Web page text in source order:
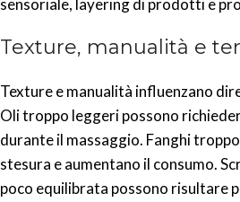
sensoriale, layering di prodotti e
Texture, manualità e
Texture e manualità influenzano
Oli troppo leggeri possono
durante il massaggio. Fanghi
stesura e aumentano il consumo.
poco equilibrata possono risultare